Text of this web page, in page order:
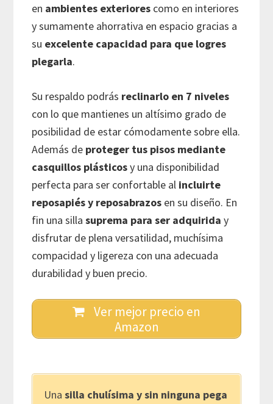
en ambientes exteriores como en interiores
y sumamente ahorrativa en espacio gracias a
su excelente capacidad para que logres
plegarla.
Su respaldo podrás reclinarlo en 7 niveles
con lo que mantienes un altísimo grado de
posibilidad de estar cómodamente sobre ella.
Además de proteger tus pisos mediante
casquillos plásticosy una disponibilidad
perfecta para ser confortable al incluirte
reposapiés y reposabrazos en su diseño. En
fin una sillasuprema para ser adquirida y
disfrutar de plena versatilidad, muchísima
compacidad y ligereza con una adecuada
durabilidad y buen precio.
Ver mejor precio en
Amazon
Unasilla chulísima y sin ninguna pega